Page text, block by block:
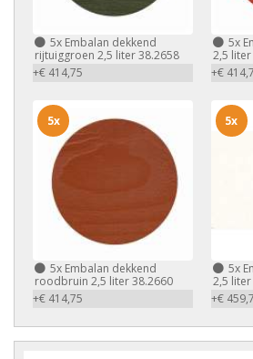
5x Embalan dekkend
rijtuiggroen 2,5 liter 38.2658
+€ 414,75
5x
2,5
+€
5x Embalan dekkend
roodbruin 2,5 liter 38.2660
+€ 414,75
5x
5x
2,5
+€
5x